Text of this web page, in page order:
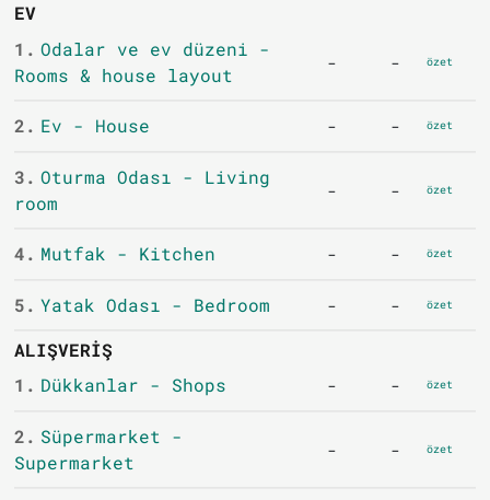
EV
1. Odalar ve ev düzeni -
Rooms & house layout
- - özet
2. Ev - House - - özet
3. Oturma Odası - Living
room
- - özet
4. Mutfak - Kitchen - - özet
5. Yatak Odası - Bedroom - - özet
ALIŞVERIŞ
1. Dükkanlar - Shops - - özet
2. Süpermarket -
Supermarket
- - özet